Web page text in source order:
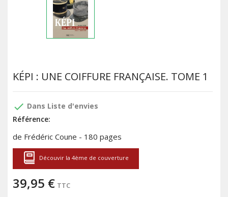
KÉPI : UNE COIFFURE FRANÇAISE. TOME 1
done Dans Liste d'envies
Référence:
de Frédéric Coune - 180 pages
Découvir la 4ème de couverture
39,95 € TTC